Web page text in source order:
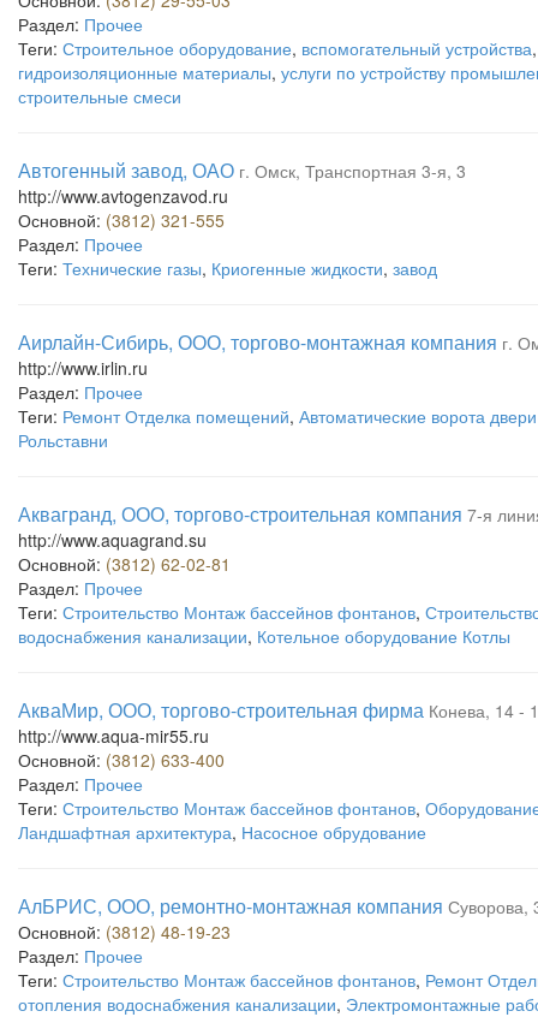
Раздел: Прочее
Теги: Строительное оборудование, вспомогательный устройства
гидроизоляционные материалы, услуги по устройству
строительные смеси
Автогенный завод, ОАО г. Омск, Транспортная 3-я, 3
http://www.avtogenzavod.ru
Основной: (3812) 321-555
Раздел: Прочее
Теги: Технические газы, Криогенные жидкости, завод
Аирлайн-Сибирь, ООО, торгово-монтажная компания г.
http://www.irlin.ru
Раздел: Прочее
Теги: Ремонт Отделка помещений, Автоматические ворота двери
Рольставни
Аквагранд, ООО, торгово-строительная компания 7-я
http://www.aquagrand.su
Основной: (3812) 62-02-81
Раздел: Прочее
Теги: Строительство Монтаж бассейнов фонтанов,
водоснабжения канализации, Котельное оборудование Котлы
АкваМир, ООО, торгово-строительная фирма Конева, 14 -
http://www.aqua-mir55.ru
Основной: (3812) 633-400
Раздел: Прочее
Теги: Строительство Монтаж бассейнов фонтанов,
Ландшафтная архитектура, Насосное обрудование
АлБРИС, ООО, ремонтно-монтажная компания Суворова,
Основной: (3812) 48-19-23
Раздел: Прочее
Теги: Строительство Монтаж бассейнов фонтанов, Ремонт
отопления водоснабжения канализации, Электромонтажные